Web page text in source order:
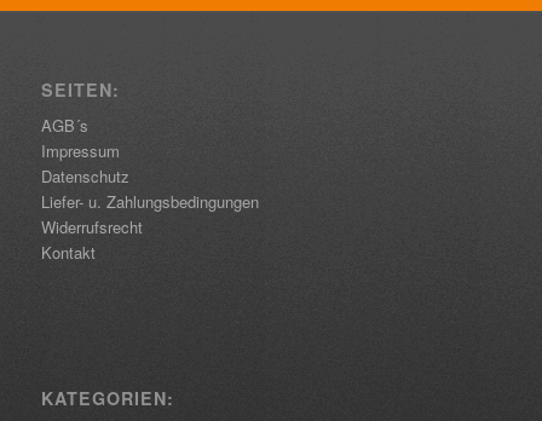
SEITEN:
AGB´s
Impressum
Datenschutz
Liefer- u. Zahlungsbedingungen
Widerrufsrecht
Kontakt
KATEGORIEN: